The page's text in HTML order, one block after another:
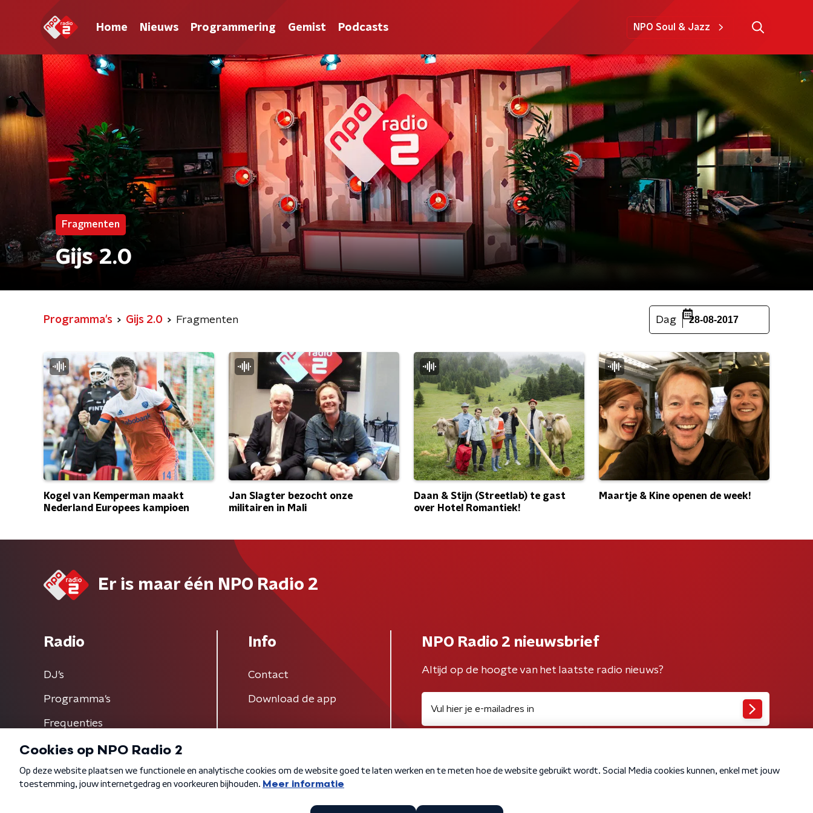
Home Nieuws Programmering Gemist Podcasts NPO Soul & Jazz
Fragmenten
Gijs 2.0
Programma's Gijs 2.0 Fragmenten Dag 28-08-2017
Kogel van Kemperman maakt
Nederland Europees kampioen
Jan Slagter bezocht onze
militairen in Mali
Daan & Stijn (Streetlab) te gast
over Hotel Romantiek!
Maartje & Kine openen de week!
Er is maar één NPO Radio 2
Radio
DJ’s
Programma's
Frequenties
Info
Contact
Download de app
NPO Radio 2 nieuwsbrief
Altijd op de hoogte van het laatste radio nieuws?
Algemene voorwaarden Privacybeleid